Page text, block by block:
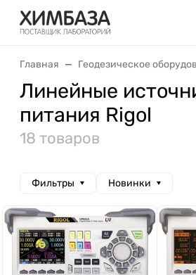
Главная Геодезическое
Линейные
питания Rigol
18 товаров
Фильтры Новинки